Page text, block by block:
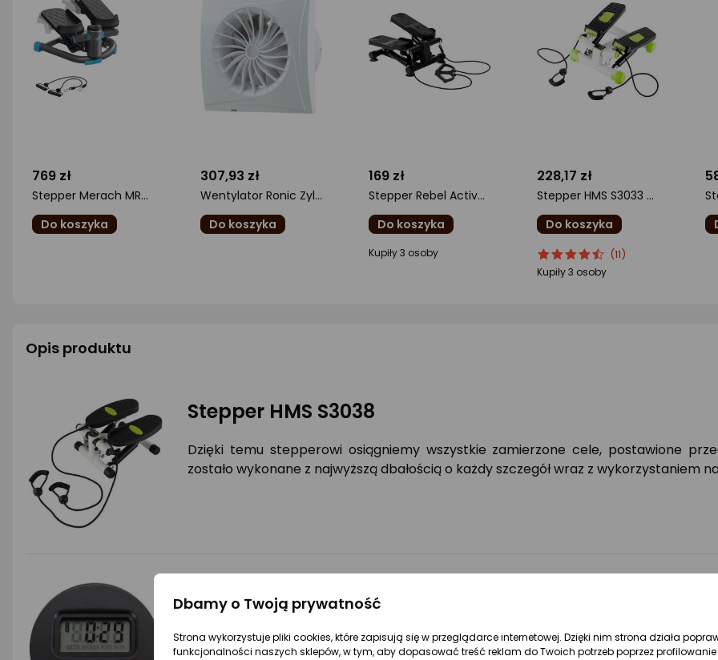
769 zł
Stepper Merach MR-2403
Do koszyka
307,93 zł
Wentylator Ronic Zyle Household fan BLAUBERG Sileo 100, DN100
Do koszyka
169 zł
Stepper Rebel Active RBA-3229
Do koszyka
ocena
Kupiły 3 osoby
228,17 zł
Stepper HMS S3033 Zielony
Do koszyka
ocena
produktu
Ocena
produktu
(11)
Kupiły 3 osoby
Opis produktu
Stepper HMS S3038
Dzięki temu stepperowi osiągniemy wszystkie zamierzone cele, postawione
zostało wykonane z najwyższą dbałością o każdy szczegół wraz z wykorzystaniem
Postaw na jakość swojego treningu!
Urządzenie zostało zaprojektowane by zmaksymalizować efekty ćwiczeń mięśni
i wysportowanej sylwetki jest możliwe bez wychodzenia z domu! Ćwiczenia
Dbamy o Twoją prywatność
Strona wykorzystuje pliki cookies, które zapisują się w przeglądarce internetowej. Dzięki nim strona działa
funkcjonalności naszych sklepów, w tym, aby dopasować treść reklam do Twoich potrzeb poprzez